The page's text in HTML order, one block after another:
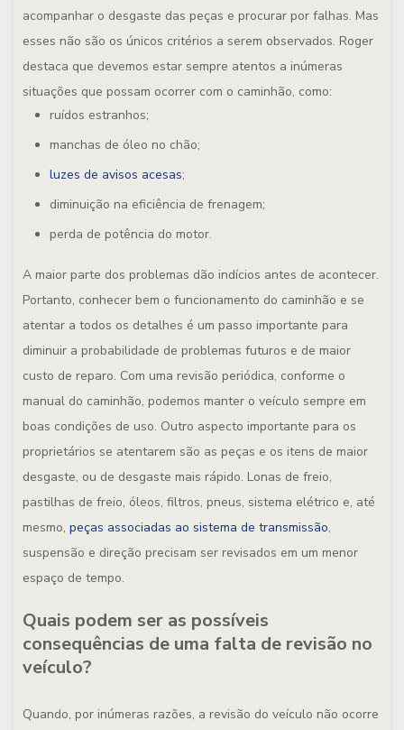
acompanhar o desgaste das peças e procurar por falhas. Mas
esses não são os únicos critérios a serem observados. Roger
destaca que devemos estar sempre atentos a inúmeras
situações que possam ocorrer com o caminhão, como:
ruídos estranhos;
manchas de óleo no chão;
luzes de avisos acesas;
diminuição na eficiência de frenagem;
perda de potência do motor.
A maior parte dos problemas dão indícios antes de acontecer.
Portanto, conhecer bem o funcionamento do caminhão e se
atentar a todos os detalhes é um passo importante para
diminuir a probabilidade de problemas futuros e de maior
custo de reparo. Com uma revisão periódica, conforme o
manual do caminhão, podemos manter o veículo sempre em
boas condições de uso. Outro aspecto importante para os
proprietários se atentarem são as peças e os itens de maior
desgaste, ou de desgaste mais rápido. Lonas de freio,
pastilhas de freio, óleos, filtros, pneus, sistema elétrico e, até
mesmo, peças associadas ao sistema de transmissão,
suspensão e direção precisam ser revisados em um menor
espaço de tempo.
Quais podem ser as possíveis
consequências de uma falta de revisão no
veículo?
Quando, por inúmeras razões, a revisão do veículo não ocorre